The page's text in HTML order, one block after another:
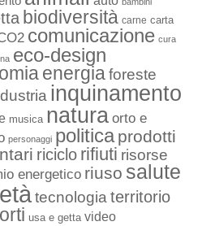
biodiversità carne carta
comunicazione cura
eco-design
energiaforeste
inquinamento
musica natura orto e
personaggi politica prodotti
riciclo rifiuti risorse
energetico riuso salute
tecnologia territorio
usa e getta video